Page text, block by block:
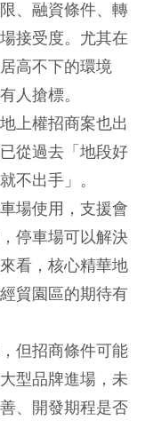
、融資條件、轉
接受度。尤其在
高不下的環境
人搶標。
上權招商案也出
從過去「地段好
不出手」。
場使用，支援會
停車場可以解決
看，核心精華地
貿園區的期待有
但招商條件可能
型品牌進場，未
、開發期程是否